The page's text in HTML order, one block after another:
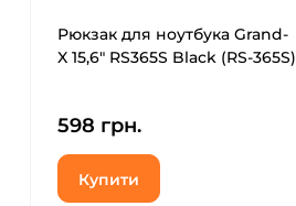
Рюкзак для ноутбука Grand-
X 15,6" RS365S Black (RS-365S)
598 грн.
Купити